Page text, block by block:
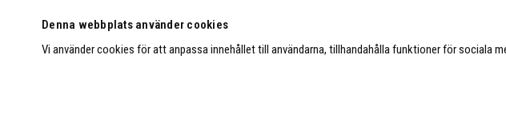
Denna webbplats använder cookies
Vi använder cookies för att anpassa innehållet till användarna, tillhandahålla funktioner för sociala
010-26 46 004
info@strongerperformance.se